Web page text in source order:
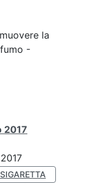
la
-
2017
SIGARETTA